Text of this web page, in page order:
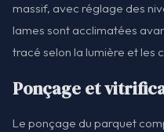
massif, avec réglage des
lames sont acclimatées
tracé selon la lumière et les
Ponçage et
Le ponçage du parquet